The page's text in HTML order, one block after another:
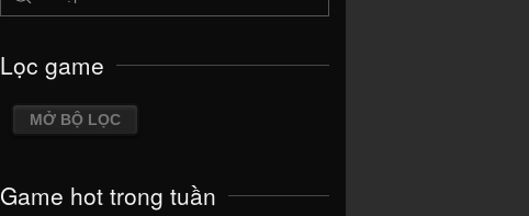
Lọc game
MỞ BỘ LỌC
Game hot trong tuần